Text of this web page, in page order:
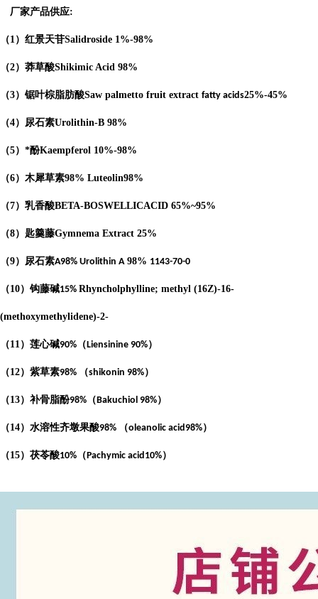
厂家产品供应:
（1）红景天苷Salidroside 1%-98%
（2）莽草酸Shikimic Acid 98%
（3）锯叶棕脂肪酸Saw palmetto fruit extract fatty acids25%-45%
（4） 尿石素Urolithin-B 98%
（5）*酚Kaempferol 10%-98%
（6）木犀草素98% Luteolin98%
（7）乳香酸BETA-BOSWELLICACID 65%~95%
（8）匙羹藤Gymnema Extract 25%
（9）尿石素A98% Urolithin A98% 1143-70-0
（10）钩藤碱15% Rhyncholphylline; methyl (16Z)-16-
(methoxymethylidene)-2-
（11）莲心碱90% （Liensinine 90%）
（12）紫草素98% （shikonin 98%）
（13）补骨脂酚98% （Bakuchiol 98%）
（14）水溶性齐墩果酸98% （oleanolic acid98%）
（15）茯苓酸10% （Pachymic acid10%）